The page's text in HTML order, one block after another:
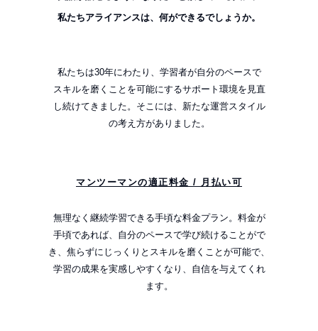
私たちアライアンスは、何ができるでしょうか。
私たちは30年にわたり、学習者が自分のペースで
スキルを磨くことを可能にするサポート環境を見直
し続けてきました。そこには、新たな運営スタイル
の考え方がありました。
マンツーマンの適正料金 / 月払い可
無理なく継続学習できる手頃な料金プラン。料金が
手頃であれば、自分のペースで学び続けることがで
き、焦らずにじっくりとスキルを磨くことが可能で、
学習の成果を実感しやすくなり、⾃信を与えてくれ
ます。